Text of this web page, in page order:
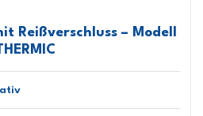
Reißverschluss – Modell